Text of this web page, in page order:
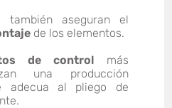
también aseguran el
de los elementos.
de control más
una producción
adecua al pliego de